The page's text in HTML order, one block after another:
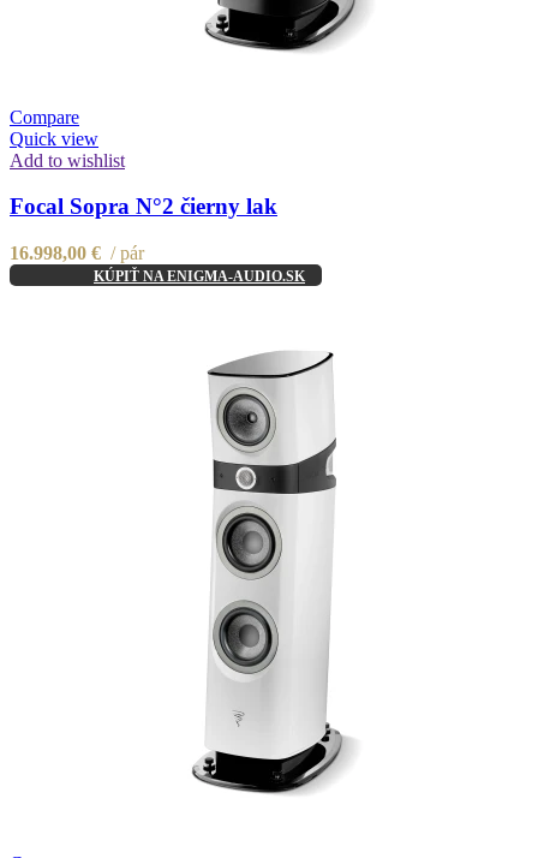
Compare
Quick view
Add to wishlist
Focal Sopra N°2 čierny lak
16.998,00 € pár
KÚPIŤ NA ENIGMA-AUDIO.SK